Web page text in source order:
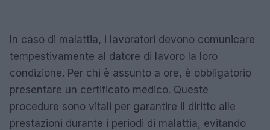
In caso di malattia, i lavoratori devono comunicare
tempestivamente al datore di lavoro la loro
condizione. Per chi è assunto a ore, è obbligatorio
presentare un certificato medico. Queste
procedure sono vitali per garantire il diritto alle
prestazioni durante i periodi di malattia, evitando